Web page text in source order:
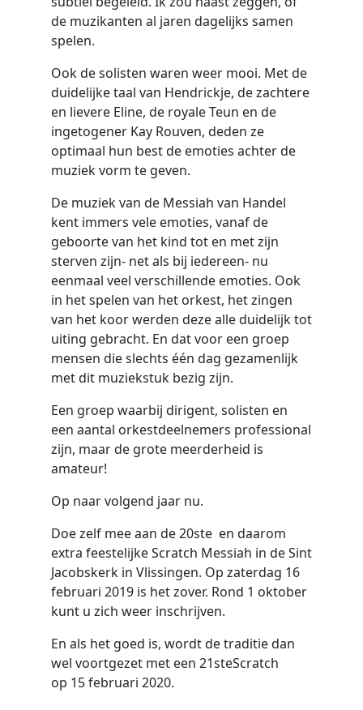
de muzikanten al jaren dagelijks samen
spelen.
Ook de solisten waren weer mooi. Met de
duidelijke taal van Hendrickje, de zachtere
en lievere Eline, de royale Teun en de
ingetogener Kay Rouven, deden ze
optimaal hun best de emoties achter de
muziek vorm te geven.
De muziek van de Messiah van Handel
kent immers vele emoties, vanaf de
geboorte van het kind tot en met zijn
sterven zijn- net als bij iedereen- nu
eenmaal veel verschillende emoties. Ook
in het spelen van het orkest, het zingen
van het koor werden deze alle duidelijk tot
uiting gebracht. En dat voor een groep
mensen die slechts één dag gezamenlijk
met dit muziekstuk bezig zijn.
Een groep waarbij dirigent, solisten en
een aantal orkestdeelnemers professional
zijn, maar de grote meerderheid is
amateur!
Op naar volgend jaar nu.
Doe zelf mee aan de 20ste en daarom
extra feestelijke Scratch Messiah in de Sint
Jacobskerk in Vlissingen. Op zaterdag 16
februari 2019 is het zover. Rond 1 oktober
kunt u zich weer inschrijven.
En als het goed is, wordt de traditie dan
wel voortgezet met een 21steScratch
op 15 februari 2020.